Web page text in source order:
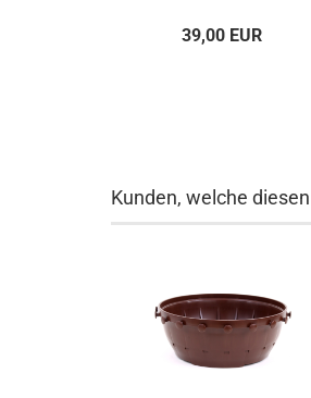
39,00 EUR
Kunden, welche